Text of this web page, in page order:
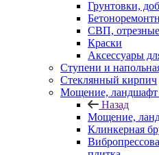
Грунтовки,
СВП,
Краски
Аксессуары
Ступени и
Cтеклянный кирпич
Мощение, ландшафт
Назад
Мощение,
Клинкерная